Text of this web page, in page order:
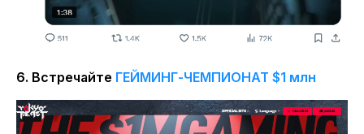
6. Встречайте ГЕЙМИНГ-ЧЕМПИОНАТ $1 млн